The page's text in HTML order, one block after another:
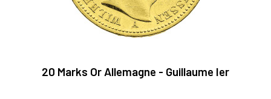
20 Marks Or Allemagne - Guillaume Ier